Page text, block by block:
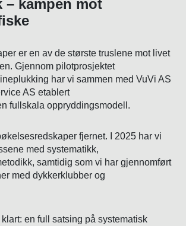
– kampen mot
er en av de største truslene mot livet
Gjennom pilotprosjektet
har vi sammen med VuVi AS
AS etablert
fullskala oppryddingsmodell.
fjernet. I 2025 har vi
med systematikk,
samtidig som vi har gjennomført
med dykkerklubber og
en full satsing på systematisk